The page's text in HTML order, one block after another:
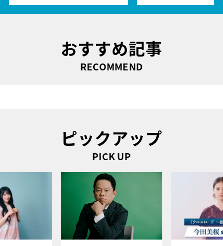
おすすめ記事
RECOMMEND
ピックアップ
PICK UP